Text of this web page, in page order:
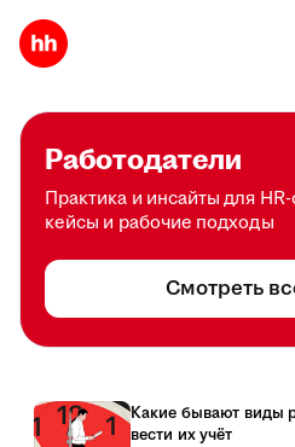
Работодатели
Практика и инсайты для
кейсы и рабочие подходы
Смотреть
Какие бывают виды
вести их учёт